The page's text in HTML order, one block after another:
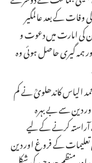
وفات کے بعد عالمگیر
ان کی امارت میں دعوت و
ہمہ گیری حاصل ہوئی وہ
الیاس کاندھلویؒ نے کم
دین سے بے بہرہ
آراستہ کرنے کے لیے
تعلیمات کے فروغ اور دین